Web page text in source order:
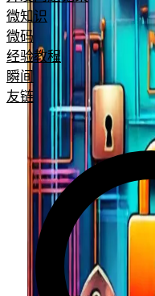
微知识
微码
经验教程
瞬间
友链